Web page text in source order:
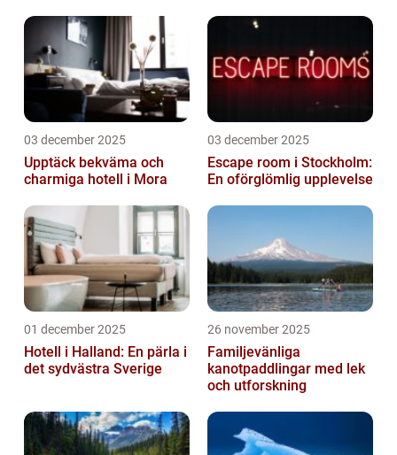
03 december 2025
Upptäck bekväma och
charmiga hotell i Mora
03 december 2025
Escape room i Stockholm:
En oförglömlig upplevelse
01 december 2025
Hotell i Halland: En pärla i
det sydvästra Sverige
26 november 2025
Familjevänliga
kanotpaddlingar med lek
och utforskning